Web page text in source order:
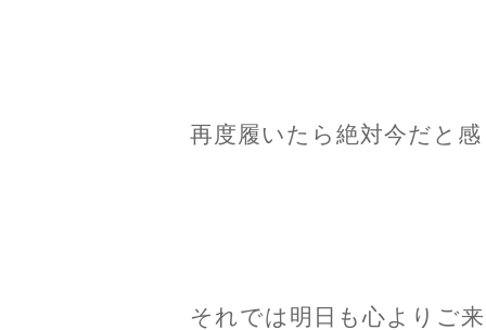
再度履いたら絶対今だと
それでは明日も心よりご